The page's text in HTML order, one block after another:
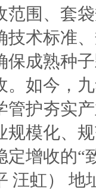
范围、套
技术标准
保成熟种
。如今，
管护夯实
规模化、
定增收的“
汪虹） 地